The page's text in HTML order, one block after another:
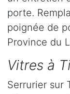
porte.
poignée de
Province du
Vitres à
Serrurier sur